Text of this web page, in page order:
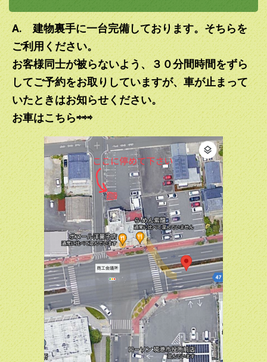
A. 建物裏手に一台完備しております。そちらを
ご利用ください。
お客様同士が被らないよう、３０分間時間をずら
してご予約をお取りしていますが、車が止まって
いたときはお知らせください。
お車はこちら⇨⇨⇨